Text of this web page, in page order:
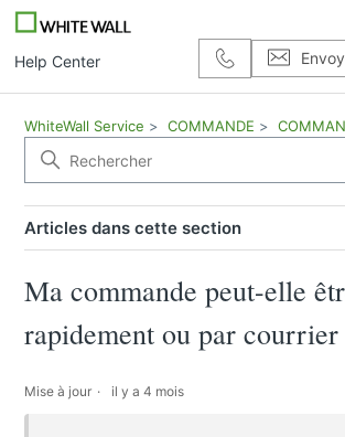
Help Center
WhiteWall Service COMMANDE
Articles dans cette section
Ma commande peut-elle
rapidement ou par courrier
Mise à jour il y a 4 mois